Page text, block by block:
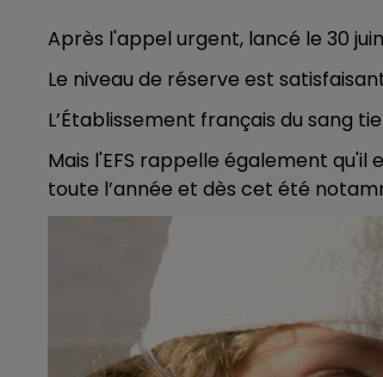
11h00 - 16h00
LE WEEK-END
Après l'appel urgent, lancé le 30
Le niveau de réserve est
L’Établissement français du sang
Mais l'EFS rappelle également qu'il
toute l’année et dès cet été